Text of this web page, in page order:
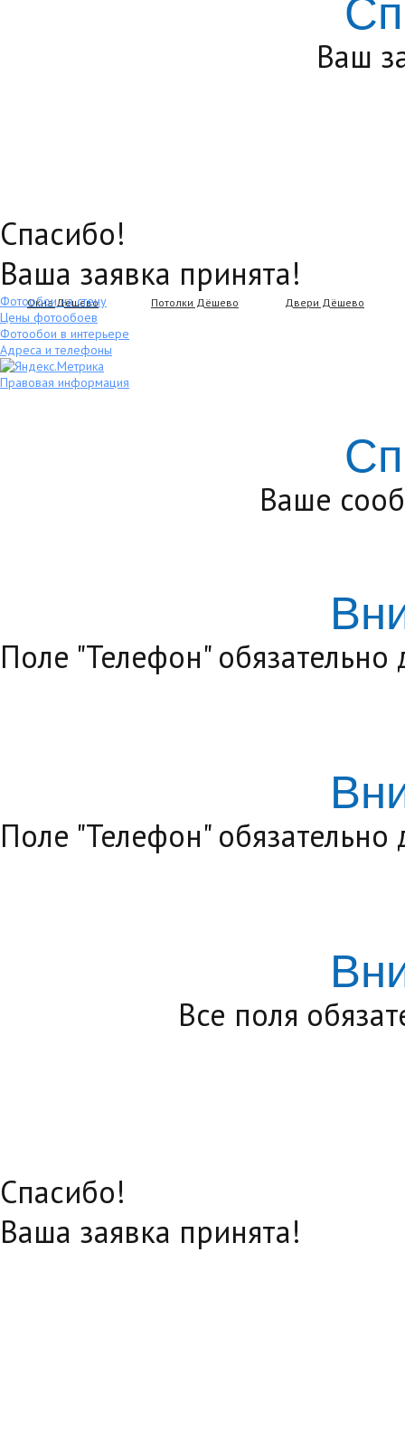
Ваш
Спасибо!
Ваша заявка принята!
Окна Дёшево Потолки Дёшево Двери Дёшево
Фотообои на стену
Цены фотообоев
Фотообои в интерьере
Адреса и телефоны
Правовая информация
Ваше
Поле "Телефон" обязательно
Поле "Телефон" обязательно
Все поля
Спасибо!
Ваша заявка принята!